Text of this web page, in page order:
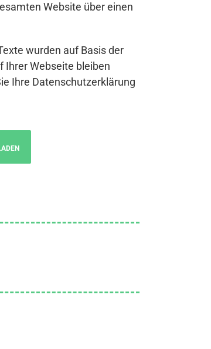
Website über einen
wurden auf Basis der
Ihrer Webseite bleiben
Ihre Datenschutzerklärung